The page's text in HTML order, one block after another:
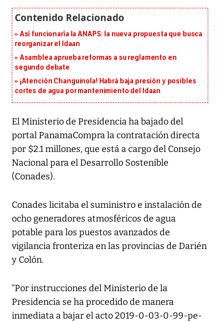
Así funcionaría la ANAPS: la nueva propuesta que busca
reorganizar el Idaan
Asamblea aprueba reformas a su reglamento en
segundo debate
¡Atención Changuinola! Habrá baja presión y posibles
cortes de agua por mantenimiento del Idaan
El Ministerio de Presidencia ha bajado del
portal PanamaCompra la contratación directa
por $2.1 millones, que está a cargo del Consejo
Nacional para el Desarrollo Sostenible
(Conades).
Conades licitaba el suministro e instalación de
ocho generadores atmosféricos de agua
potable para los puestos avanzados de
vigilancia fronteriza en las provincias de Darién
y Colón.
“Por instrucciones del Ministerio de la
Presidencia se ha procedido de manera
inmediata a bajar el acto 2019-0-03-0-99-pe-